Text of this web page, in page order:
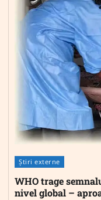
Știri externe
WHO trage
nivel global –